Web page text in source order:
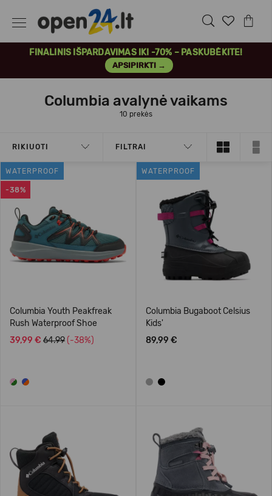
FINALINIS IŠPARDAVIMAS IKI -70% – PASKUBĖKITE!
APSIPIRKTI →
Columbia avalynė vaikams
10 prekės
RIKIUOTI FILTRAI
-38%
WATERPROOF
Columbia Youth Peakfreak
Rush Waterproof Shoe
39,99 € 64.99 (-38%)
WATERPROOF
Columbia Bugaboot Celsius
Kids'
89,99 €